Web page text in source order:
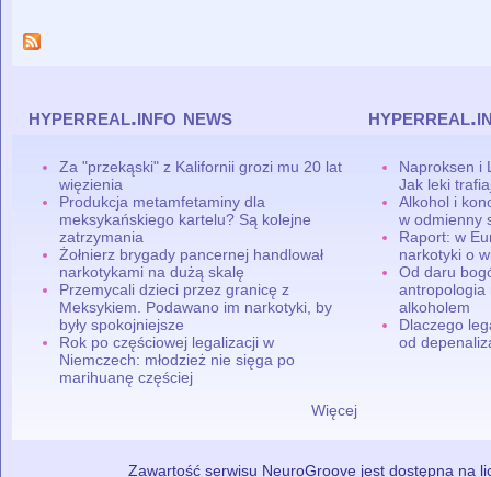
hyperreal.info news
Za "przekąski" z Kalifornii grozi mu 20 lat
więzienia
Produkcja metamfetaminy dla
meksykańskiego kartelu? Są kolejne
zatrzymania
Żołnierz brygady pancernej handlował
narkotykami na dużą skalę
Przemycali dzieci przez granicę z
Meksykiem. Podawano im narkotyki, by
były spokojniejsze
Rok po częściowej legalizacji w
Niemczech: młodzież nie sięga po
marihuanę częściej
Więcej
Naproksen i
Jak leki
Alkohol i
w odmienny
Raport: w
narkotyki o
Od daru
antropologia
alkoholem
Dlaczego
od
Zawartość serwisu NeuroGroove jest dostępna na